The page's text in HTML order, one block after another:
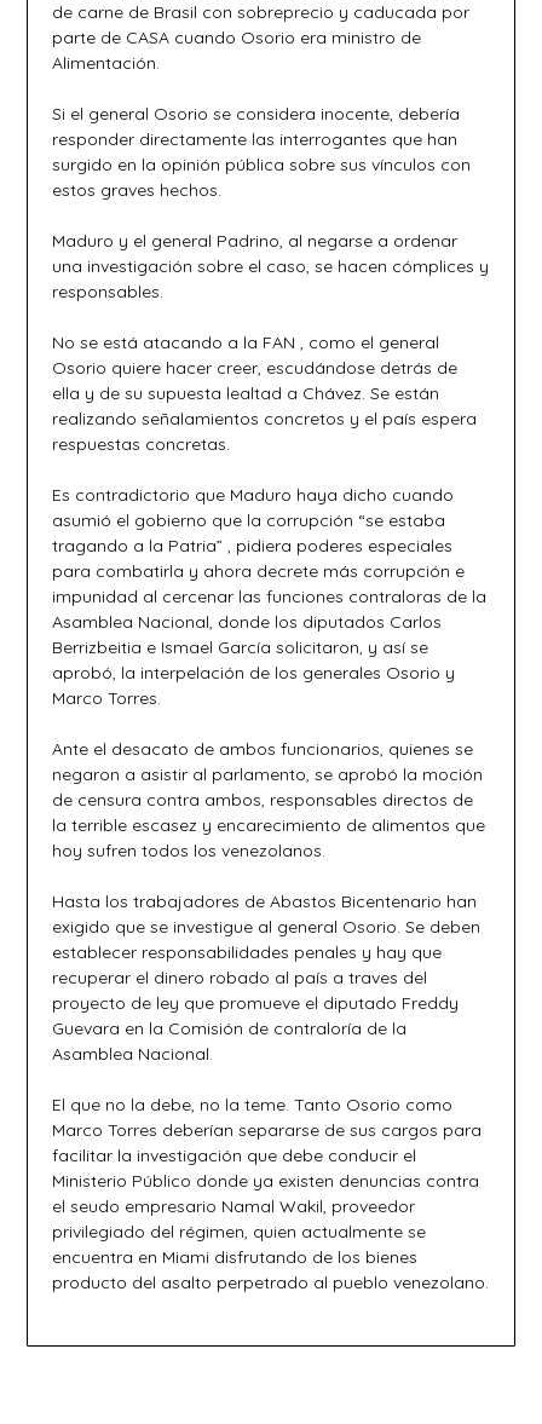
de carne de Brasil con sobreprecio y caducada por
parte de CASA cuando Osorio era ministro de
Alimentación.
Si el general Osorio se considera inocente, debería
responder directamente las interrogantes que han
surgido en la opinión pública sobre sus vínculos con
estos graves hechos.
Maduro y el general Padrino, al negarse a ordenar
una investigación sobre el caso, se hacen cómplices y
responsables.
No se está atacando a la FAN , como el general
Osorio quiere hacer creer, escudándose detrás de
ella y de su supuesta lealtad a Chávez. Se están
realizando señalamientos concretos y el país espera
respuestas concretas.
Es contradictorio que Maduro haya dicho cuando
asumió el gobierno que la corrupción “se estaba
tragando a la Patria” , pidiera poderes especiales
para combatirla y ahora decrete más corrupción e
impunidad al cercenar las funciones contraloras de la
Asamblea Nacional, donde los diputados Carlos
Berrizbeitia e Ismael García solicitaron, y así se
aprobó, la interpelación de los generales Osorio y
Marco Torres.
Ante el desacato de ambos funcionarios, quienes se
negaron a asistir al parlamento, se aprobó la moción
de censura contra ambos, responsables directos de
la terrible escasez y encarecimiento de alimentos que
hoy sufren todos los venezolanos.
Hasta los trabajadores de Abastos Bicentenario han
exigido que se investigue al general Osorio. Se deben
establecer responsabilidades penales y hay que
recuperar el dinero robado al país a traves del
proyecto de ley que promueve el diputado Freddy
Guevara en la Comisión de contraloría de la
Asamblea Nacional.
El que no la debe, no la teme. Tanto Osorio como
Marco Torres deberían separarse de sus cargos para
facilitar la investigación que debe conducir el
Ministerio Público donde ya existen denuncias contra
el seudo empresario Namal Wakil, proveedor
privilegiado del régimen, quien actualmente se
encuentra en Miami disfrutando de los bienes
producto del asalto perpetrado al pueblo venezolano.